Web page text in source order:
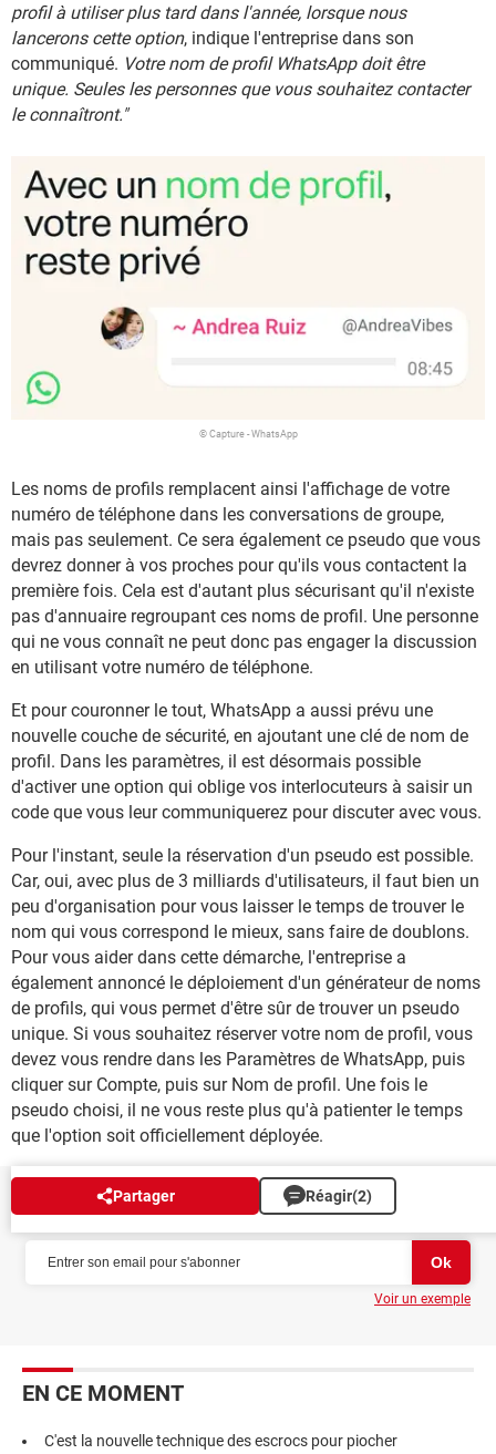
profil à utiliser plus tard dans l'année, lorsque nous
lancerons cette option, indique l'entreprise dans son
communiqué. Votre nom de profil WhatsApp doit être
unique. Seules les personnes que vous souhaitez contacter
le connaîtront."
© Capture - WhatsApp
Les noms de profils remplacent ainsi l'affichage de votre
numéro de téléphone dans les conversations de groupe,
mais pas seulement. Ce sera également ce pseudo que vous
devrez donner à vos proches pour qu'ils vous contactent la
première fois. Cela est d'autant plus sécurisant qu'il n'existe
pas d'annuaire regroupant ces noms de profil. Une personne
qui ne vous connaît ne peut donc pas engager la discussion
en utilisant votre numéro de téléphone.
Et pour couronner le tout, WhatsApp a aussi prévu une
nouvelle couche de sécurité, en ajoutant une clé de nom de
profil. Dans les paramètres, il est désormais possible
d'activer une option qui oblige vos interlocuteurs à saisir un
code que vous leur communiquerez pour discuter avec vous.
Pour l'instant, seule la réservation d'un pseudo est possible.
Car, oui, avec plus de 3 milliards d'utilisateurs, il faut bien un
peu d'organisation pour vous laisser le temps de trouver le
nom qui vous correspond le mieux, sans faire de doublons.
Pour vous aider dans cette démarche, l'entreprise a
également annoncé le déploiement d'un générateur de noms
de profils, qui vous permet d'être sûr de trouver un pseudo
unique. Si vous souhaitez réserver votre nom de profil, vous
devez vous rendre dans les Paramètres de WhatsApp, puis
cliquer sur Compte, puis sur Nom de profil. Une fois le
pseudo choisi, il ne vous reste plus qu'à patienter le temps
que l'option soit officiellement déployée.
Partager Réagir(2)
NEWSLETTER
Voir un exemple
EN CE MOMENT
C'est la nouvelle technique des escrocs pour piocher